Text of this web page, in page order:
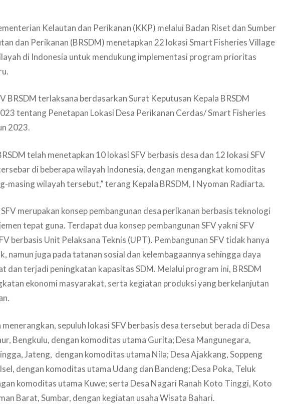
Kelautan dan Perikanan (KKP) melalui Badan Riset dan Sumber
dan Perikanan (BRSDM) menetapkan 22 lokasi Smart Fisheries Village
di Indonesia untuk mendukung implementasi program prioritas
BRSDM terlaksana berdasarkan Surat Keputusan Kepala BRSDM
tentang Penetapan Lokasi Desa Perikanan Cerdas/ Smart Fisheries
2023.
telah menetapkan 10 lokasi SFV berbasis desa dan 12 lokasi SFV
di beberapa wilayah Indonesia, dengan mengangkat komoditas
masing wilayah tersebut,” terang Kepala BRSDM, I Nyoman Radiarta.
merupakan konsep pembangunan desa perikanan berbasis teknologi
tepat guna. Terdapat dua konsep pembangunan SFV yakni SFV
berbasis Unit Pelaksana Teknis (UPT). Pembangunan SFV tidak hanya
namun juga pada tatanan sosial dan kelembagaannya sehingga daya
dan terjadi peningkatan kapasitas SDM. Melalui program ini, BRSDM
ekonomi masyarakat, serta kegiatan produksi yang berkelanjutan
sepuluh lokasi SFV berbasis desa tersebut berada di Desa
Bengkulu, dengan komoditas utama Gurita; Desa Mangunegara,
Jateng, dengan komoditas utama Nila; Desa Ajakkang, Soppeng
dengan komoditas utama Udang dan Bandeng; Desa Poka, Teluk
komoditas utama Kuwe; serta Desa Nagari Ranah Koto Tinggi, Koto
Barat, Sumbar, dengan kegiatan usaha Wisata Bahari.